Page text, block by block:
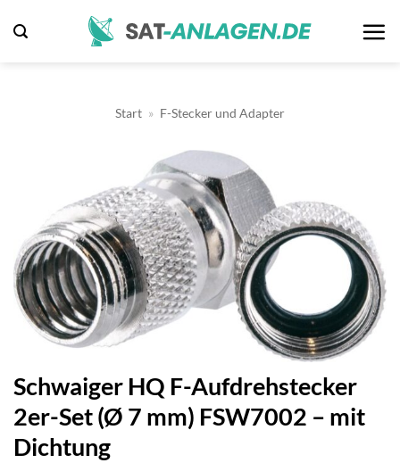
Inhalt
Start » F-Stecker und Adapter
Schwaiger HQ F-Aufdrehstecker
2er-Set (Ø 7 mm) FSW7002 – mit
Dichtung